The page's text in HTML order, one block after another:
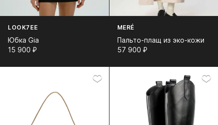
LOOK7EE
Юбка Gia
15 900⁠ ⁠₽
MERÉ
Пальто-плащ из эко-кожи
57 900⁠ ⁠₽